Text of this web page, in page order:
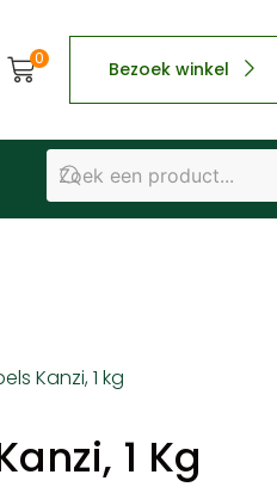
0 Bezoek winkel
Kanzi, 1 kg
1 Kg